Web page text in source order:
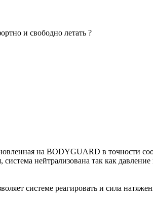
и свободно летать ?
на BODYGUARD в точности
нейтрализована так как
системе реагировать и сила